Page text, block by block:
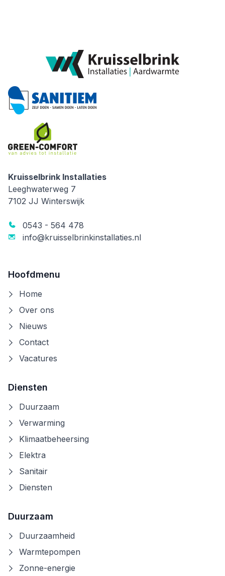
Kruisselbrink Installaties
Kruisselbrink Installaties
Leeghwaterweg 7
7102 JJ Winterswijk
0543 - 564 478
info@kruisselbrinkinstallaties.nl
Hoofdmenu
Home
Over ons
Nieuws
Contact
Vacatures
Diensten
Duurzaam
Verwarming
Klimaatbeheersing
Elektra
Sanitair
Diensten
Duurzaam
Duurzaamheid
Warmtepompen
Zonne-energie